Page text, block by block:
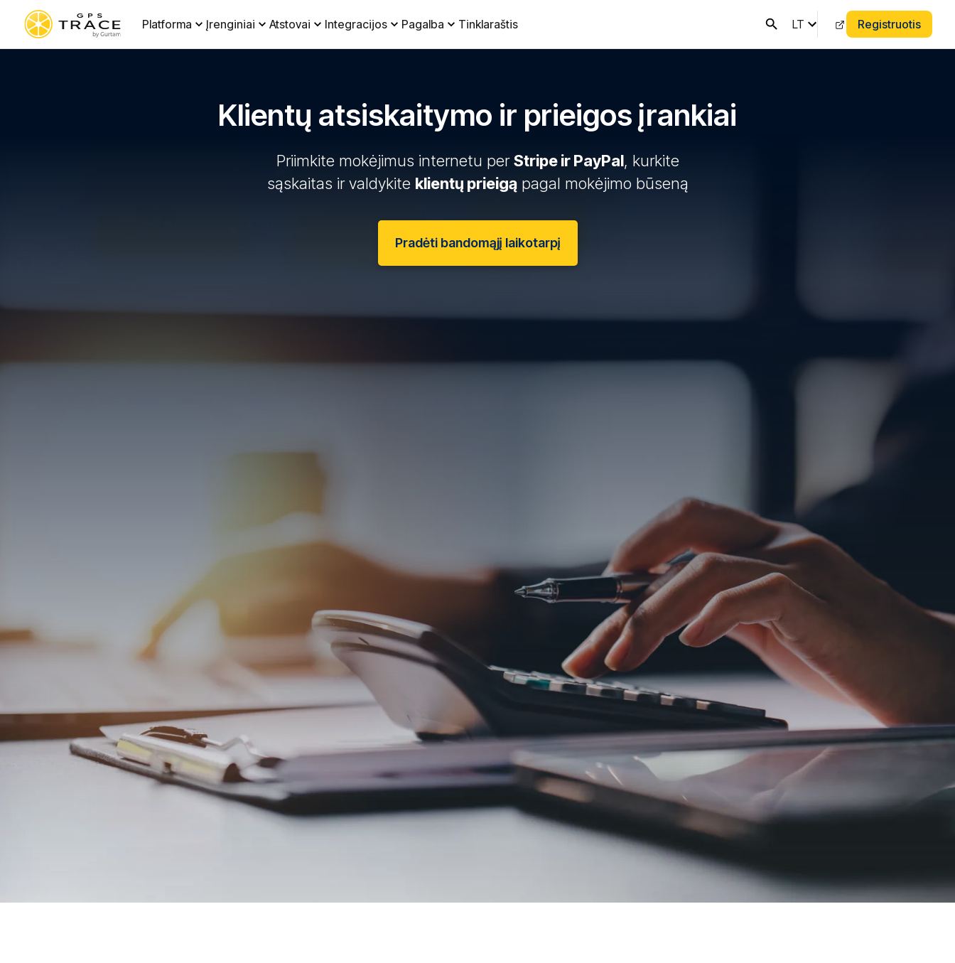
Platforma Įrenginiai Atstovai Integracijos Pagalba Tinklaraštis LT Registruotis
Klientų atsiskaitymo ir prieigos įrankiai
Priimkite mokėjimus internetu perStripe ir PayPal, kurkite
sąskaitas ir valdykite klientų prieigąpagal mokėjimo būseną
Pradėti bandomąjį laikotarpį